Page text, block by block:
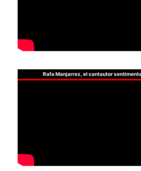
Rafa Manjarrez, el cantautor